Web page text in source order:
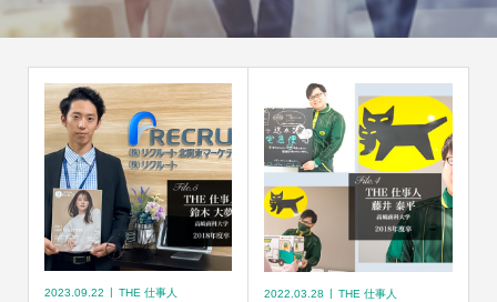
2023.09.22 THE 仕事人 2022.03.28 THE 仕事人